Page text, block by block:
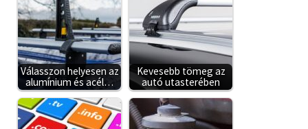
Válasszon helyesen az
alumínium és acél…
Kevesebb tömeg az
autó utasterében